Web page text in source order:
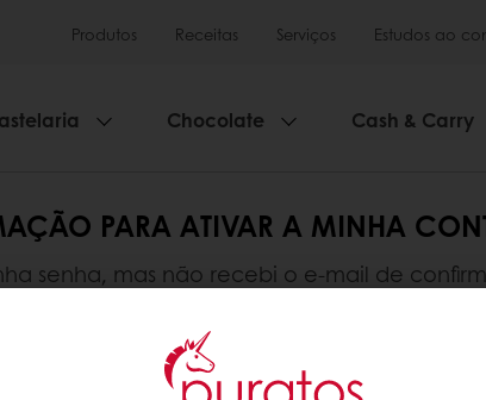
Produtos Receitas Serviços Estudos ao
Chocolate Cash & Carry
PARA ATIVAR A MINHA
senha, mas não recebi o e-mail de
está na pasta "Lixo/Spam" da sua caixa